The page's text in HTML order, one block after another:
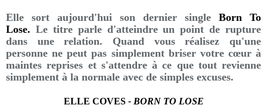
Elle sort aujourd'hui son dernier single Born To
Lose. Le titre parle d'atteindre un point de rupture
dans une relation. Quand vous réalisez qu'une
personne ne peut pas simplement briser votre cœur à
maintes reprises et s'attendre à ce que tout revienne
simplement à la normale avec de simples excuses.
ELLE COVES - BORN TO LOSE